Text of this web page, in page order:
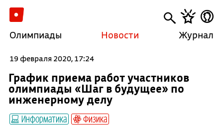
Олимпиады Новости Журнал
19 февраля 2020, 17:24
График приема работ участников
олимпиады «Шаг в будущее» по
инженерному делу
Информатика Физика